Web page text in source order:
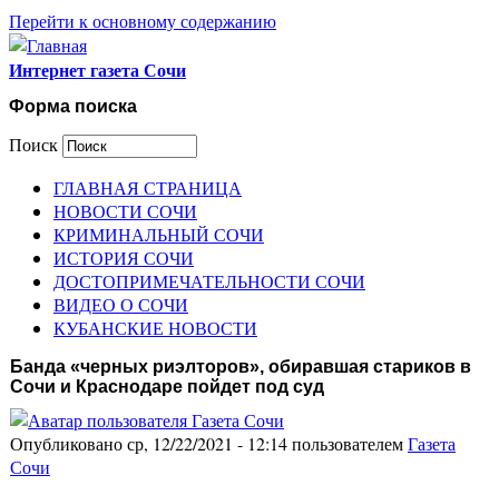
Перейти к основному содержанию
Интернет газета Сочи
Форма поиска
Поиск
ГЛАВНАЯ СТРАНИЦА
НОВОСТИ СОЧИ
КРИМИНАЛЬНЫЙ СОЧИ
ИСТОРИЯ СОЧИ
ДОСТОПРИМЕЧАТЕЛЬНОСТИ СОЧИ
ВИДЕО О СОЧИ
КУБАНСКИЕ НОВОСТИ
Банда «черных риэлторов», обиравшая стариков в
Сочи и Краснодаре пойдет под суд
Опубликовано ср, 12/22/2021 - 12:14 пользователемГазета
Сочи